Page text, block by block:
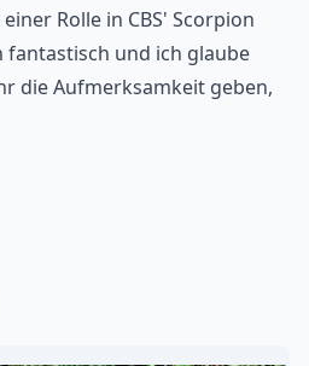
Rolle in CBS' Scorpion
fantastisch und ich glaube
die Aufmerksamkeit geben,